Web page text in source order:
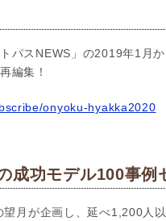
パスNEWS」の2019年1月
編集！
onyoku-hyakka2020
功モデル100事例
月が企画し、延べ1,200人